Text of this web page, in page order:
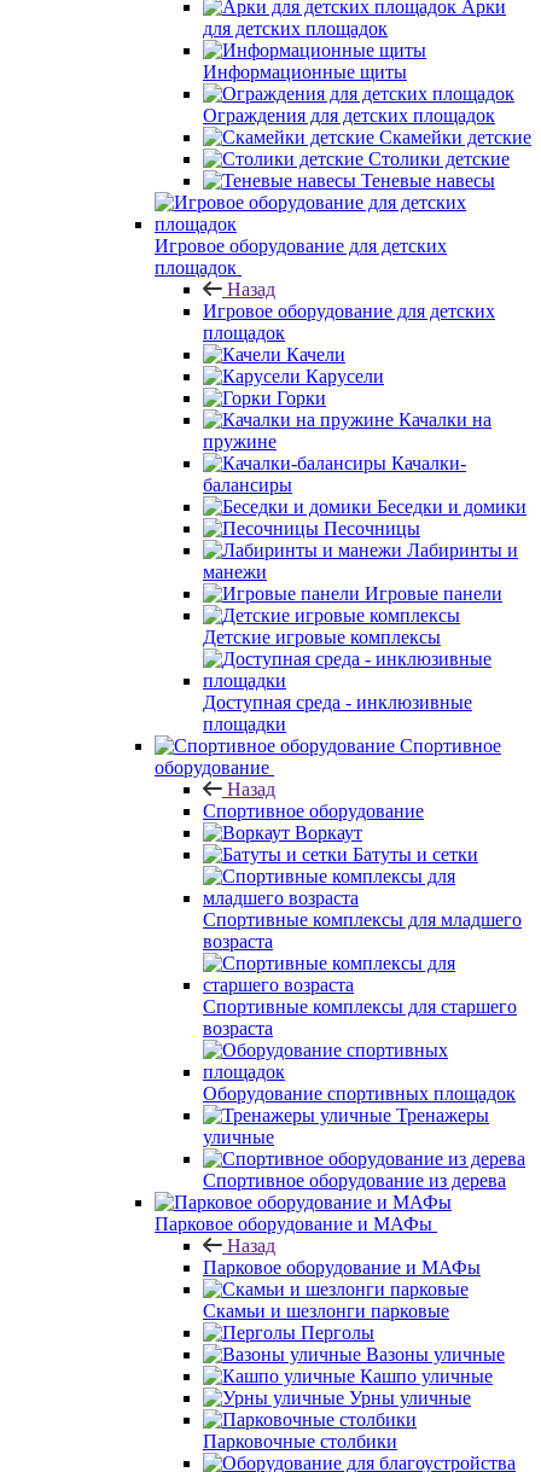
Арки
для детских площадок
Информационные щиты
Ограждения для детских площадок
Скамейки детские
Столики детские
Теневые навесы
Игровое оборудование для детских
площадок
Назад
Игровое оборудование для детских
площадок
Качели
Карусели
Горки
Качалки на
пружине
Качалки-
балансиры
Беседки и домики
Песочницы
Лабиринты и
манежи
Игровые панели
Детские игровые комплексы
Доступная среда - инклюзивные
площадки
Спортивное
оборудование
Назад
Спортивное оборудование
Воркаут
Батуты и сетки
Спортивные комплексы для младшего
возраста
Спортивные комплексы для старшего
возраста
Оборудование спортивных площадок
Тренажеры
уличные
Спортивное оборудование из дерева
Парковое оборудование и МАФы
Назад
Парковое оборудование и МАФы
Скамьи и шезлонги парковые
Перголы
Вазоны уличные
Кашпо уличные
Урны уличные
Парковочные столбики